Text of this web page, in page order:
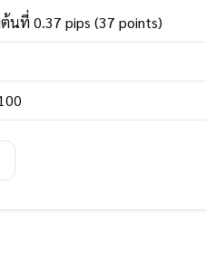
นที่ 0.37 pips (37 points)